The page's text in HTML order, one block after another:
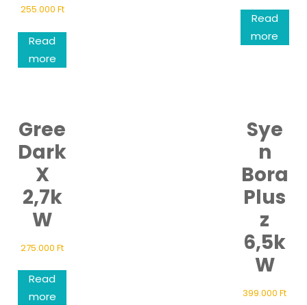
255.000 Ft
Read
more
Read
more
Gree
Dark
X
2,7k
W
275.000Ft
Read
more
Sye
n
Bora
Plus
z
6,5k
W
399.000Ft